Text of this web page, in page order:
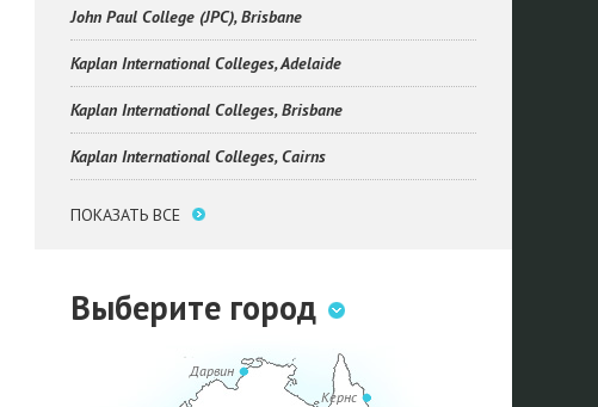
John Paul College (JPC), Brisbane
Kaplan International Colleges, Adelaide
Kaplan International Colleges, Brisbane
Kaplan International Colleges, Cairns
ПОКАЗАТЬ ВСЕ
Выберите город
Кернс
Дарвин